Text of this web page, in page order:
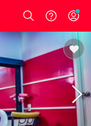
Login